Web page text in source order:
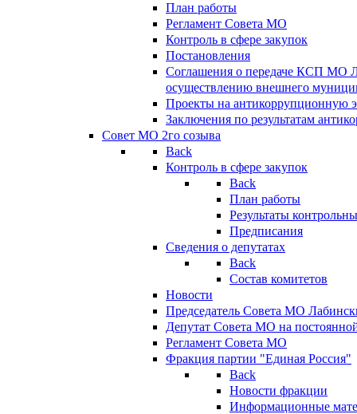
План работы
Регламент Совета МО
Контроль в сфере закупок
Постановления
Соглашения о передаче КСП МО
осуществлению внешнего
Проекты на антикоррупционную
Заключения по результатам
Совет МО 2го созыва
Back
Контроль в сфере закупок
Back
План работы
Результаты
Предписания
Сведения о депутатах
Back
Состав комитетов
Новости
Председатель Совета МО
Депутат Совета МО на
Регламент Совета МО
Фракция партии "Единая Россия"
Back
Новости фракции
Информационные